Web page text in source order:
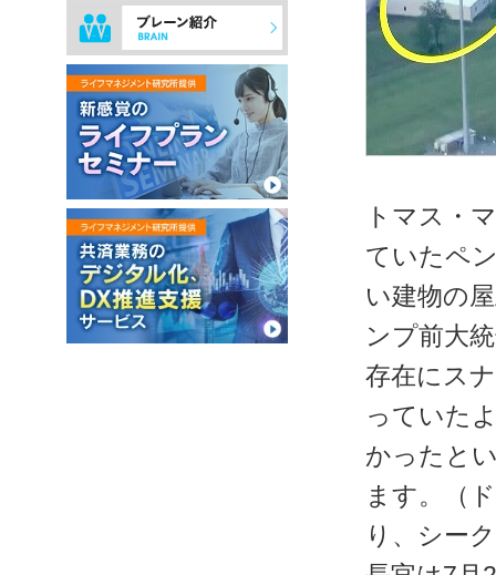
トマス・
ていたペ
い建物の
ンプ前大
存在にス
っていた
かったと
ます。（
り、シー